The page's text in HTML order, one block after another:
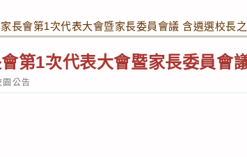
長會第1次代表大會暨家長委員會議 含遴選校長
第1次代表大會暨家長委員會
園公告